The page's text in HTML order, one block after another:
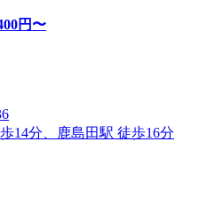
円〜
14分、鹿島田駅 徒歩16分